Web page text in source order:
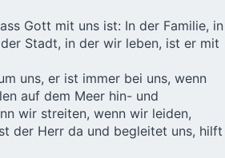
Gott mit uns ist: In der Familie, in
Stadt, in der wir leben, ist er mit
uns, er ist immer bei uns, wenn
auf dem Meer hin- und
wir streiten, wenn wir leiden,
der Herr da und begleitet uns, hilft